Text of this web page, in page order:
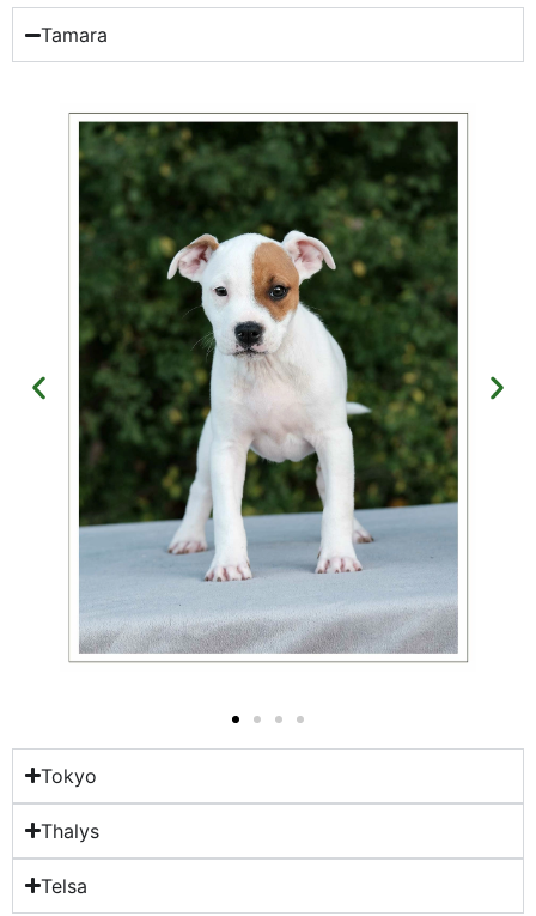
Tamara
Tokyo
Thalys
Telsa